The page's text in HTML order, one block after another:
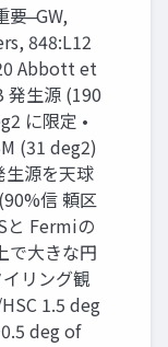
要 ̶ GW,
848:L12
Abbott et
発生源 (190
に限定 •
(31 deg2)
生源を天球
信 頼区
と Fermiの
で大きな円
リング観
1.5 deg
deg of